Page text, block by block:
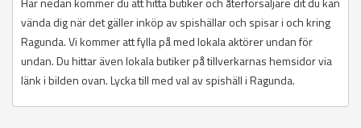
vända dig när det gäller inköp av spishällar och spisar i och kring
Ragunda. Vi kommer att fylla på med lokala aktörer undan för
undan. Du hittar även lokala butiker på tillverkarnas hemsidor via
länk i bilden ovan. Lycka till med val av spishäll i Ragunda.